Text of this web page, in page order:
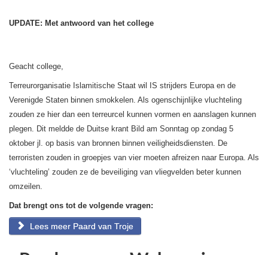
UPDATE: Met antwoord van het college
Geacht college,
Terreurorganisatie Islamitische Staat wil IS strijders Europa en de
Verenigde Staten binnen smokkelen. Als ogenschijnlijke vluchteling
zouden ze hier dan een terreurcel kunnen vormen en aanslagen kunnen
plegen. Dit meldde de Duitse krant Bild am Sonntag op zondag 5
oktober jl. op basis van bronnen binnen veiligheidsdiensten. De
terroristen zouden in groepjes van vier moeten afreizen naar Europa. Als
‘vluchteling’ zouden ze de beveiliging van vliegvelden beter kunnen
omzeilen.
Dat brengt ons tot de volgende vragen:
Lees meer Paard van Troje